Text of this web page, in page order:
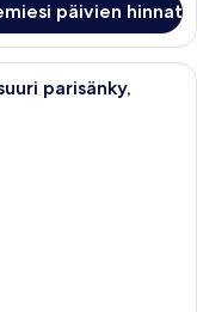
päivien hinnat
deluxe-huone, 1
parisänky,